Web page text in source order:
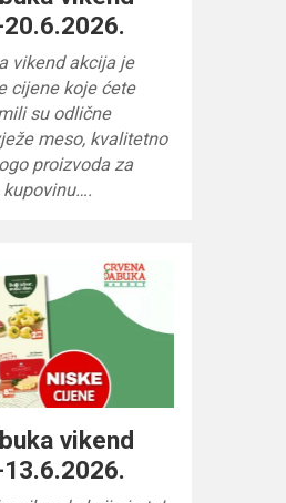
vikend akcija je
cijene koje ćete
su odlične
meso, kvalitetno
proizvoda za
vikend